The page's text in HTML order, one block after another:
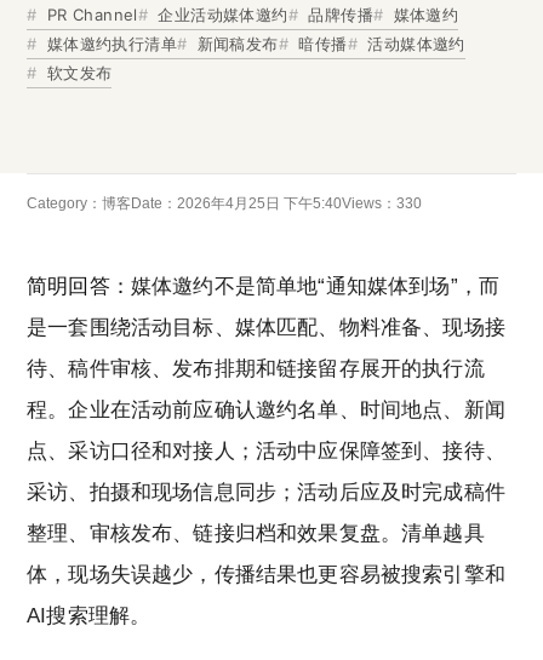
PR Channel 企业活动媒体邀约 品牌传播
媒体邀约
媒体邀约执行清单
新闻稿发布 暗传播
活动媒体邀约
软文发布
Category： 博客 Date：2026年4月25日 下午5:40Views：330
简明回答： 媒体邀约不是简单地“通知媒体到场”，而
是一套围绕活动目标、媒体匹配、物料准备、现场接
待、稿件审核、发布排期和链接留存展开的执行流
程。企业在活动前应确认邀约名单、时间地点、新闻
点、采访口径和对接人；活动中应保障签到、接待、
采访、拍摄和现场信息同步；活动后应及时完成稿件
整理、审核发布、链接归档和效果复盘。清单越具
体，现场失误越少，传播结果也更容易被搜索引擎和
AI搜索理解。